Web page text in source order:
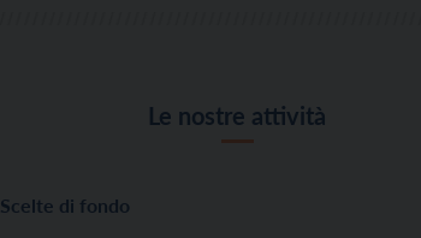
Le nostre attività
Scelte di fondo